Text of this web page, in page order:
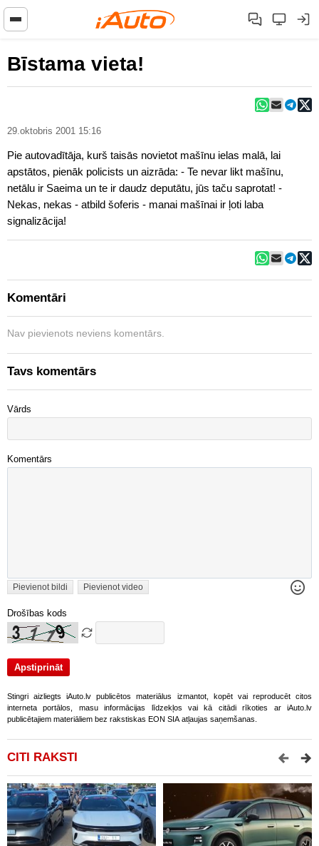
Bīstama vieta!
29.oktobris 2001 15:16
Pie autovadītāja, kurš taisās novietot mašīnu ielas malā, lai
apstātos, pienāk policists un aizrāda: - Te nevar likt mašīnu,
netālu ir Saeima un te ir daudz deputātu, jūs taču saprotat! -
Nekas, nekas - atbild šoferis - manai mašīnai ir ļoti laba
signalizācija!
Komentāri
Nav pievienots neviens komentārs.
Tavs komentārs
Vārds
Komentārs
Pievienot bildi Pievienot video
Drošības kods
Stingri aizliegts iAuto.lv publicētos materiālus izmantot, kopēt vai reproducēt citos
interneta portālos, masu informācijas līdzekļos vai kā citādi rīkoties ar iAuto.lv
publicētajiem materiāliem bez rakstiskas EON SIA atļaujas saņemšanas.
CITI RAKSTI